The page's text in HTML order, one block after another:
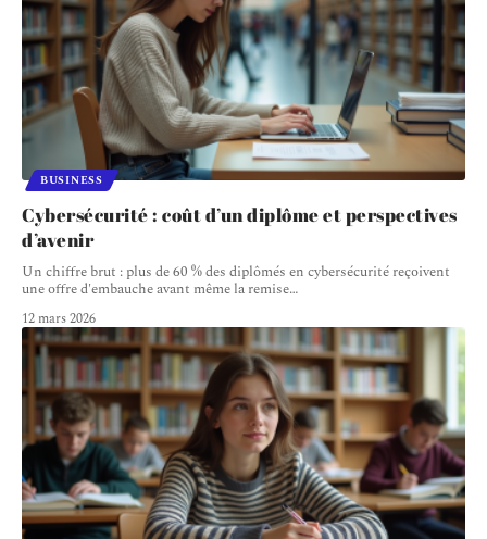
BUSINESS
Cybersécurité : coût d’un diplôme et perspectives
d’avenir
Un chiffre brut : plus de 60 % des diplômés en cybersécurité reçoivent
une offre d'embauche avant même la remise…
12 mars 2026